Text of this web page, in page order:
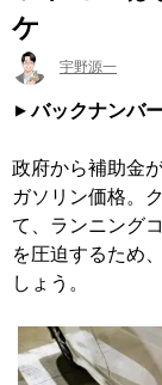
ケ
宇野源一
バックナンバ
政府から補助金
ガソリン価格。
て、ランニング
を圧迫するため
しょう。